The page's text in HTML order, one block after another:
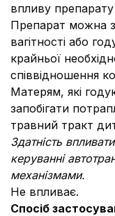
впливу
Препарат можна
вагітності або
крайньої
співвідношення
Матерям, які
запобігати
травний тракт
Здатність
керуванні
механізмами.
Не впливає.
Спосіб